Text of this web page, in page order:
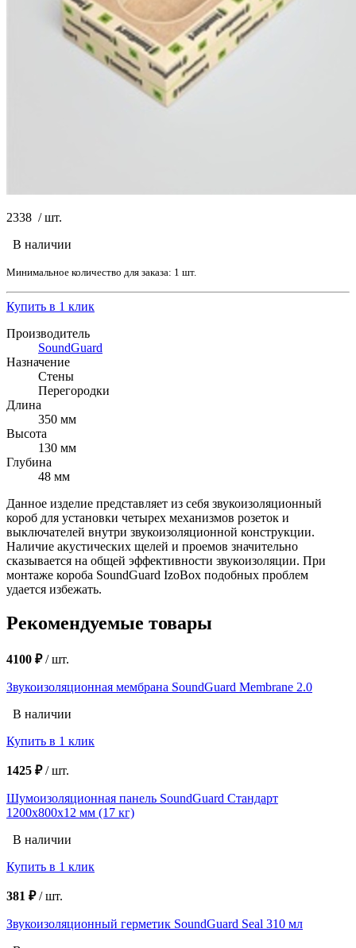
2338 /шт.
В наличии
Минимальное количество для заказа: 1 шт.
Купить в 1 клик
Производитель
SoundGuard
Назначение
Стены
Перегородки
Длина
350 мм
Высота
130 мм
Глубина
48 мм
Данное изделие представляет из себя звукоизоляционный
короб для установки четырех механизмов розеток и
выключателей внутри звукоизоляционной конструкции.
Наличие акустических щелей и проемов значительно
сказывается на общей эффективности звукоизоляции. При
монтаже короба SoundGuard IzoBox подобных проблем
удается избежать.
Рекомендуемые товары
4100 ₽/шт.
Звукоизоляционная мембрана SoundGuard Membrane 2.0
В наличии
Купить в 1 клик
1425 ₽/шт.
Шумоизоляционная панель SoundGuard Стандарт
1200х800х12 мм (17 кг)
В наличии
Купить в 1 клик
381 ₽/шт.
Звукоизоляционный герметик SoundGuard Seal 310 мл